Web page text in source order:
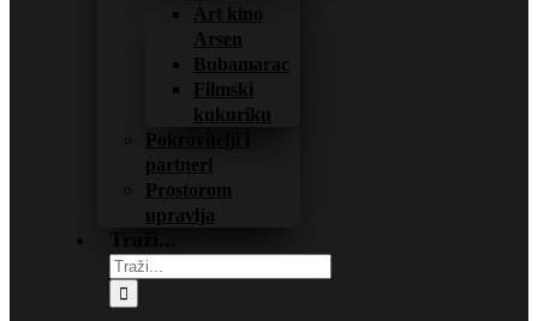
Art kino
Arsen
Bubamarac
Filmski
kukuriku
Pokrovitelji i
partneri
Prostorom
upravlja